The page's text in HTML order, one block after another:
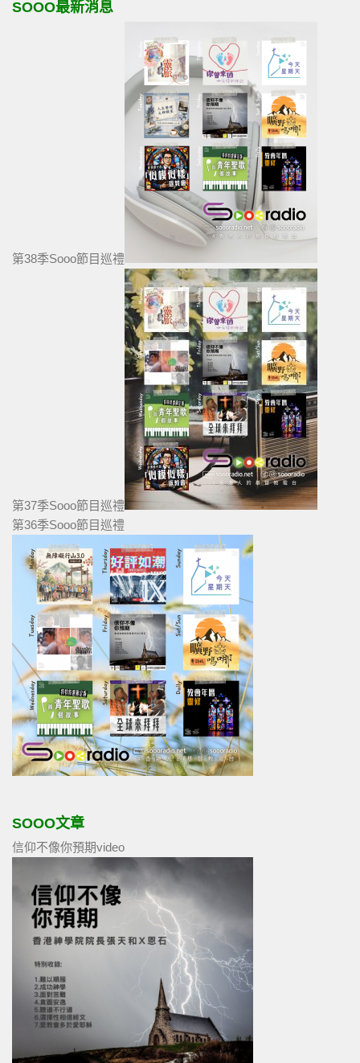
SOOO最新消息
第38季Sooo節目巡禮
第37季Sooo節目巡禮
第36季Sooo節目巡禮
SOOO文章
信仰不像你預期video